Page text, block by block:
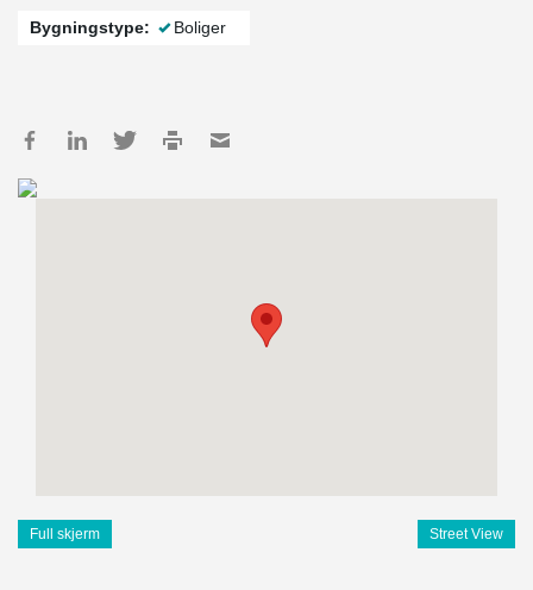
Bygningstype: Boliger
Full skjerm Street View